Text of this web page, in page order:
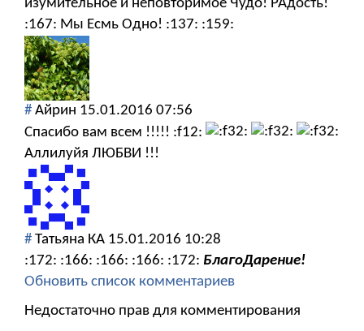
изумительное и неповторимое Чудо! РАдость!
:167: Мы Есмь Одно! :137: :159:
# Айрин 15.01.2016 07:56
Спасибо вам всем !!!!! :f12:
Аллилуйя ЛЮБВИ !!!
# Татьяна КА 15.01.2016 10:28
:172: :166: :166: :166: :172: БлагоДарение!
Обновить список комментариев
Недостаточно прав для комментирования